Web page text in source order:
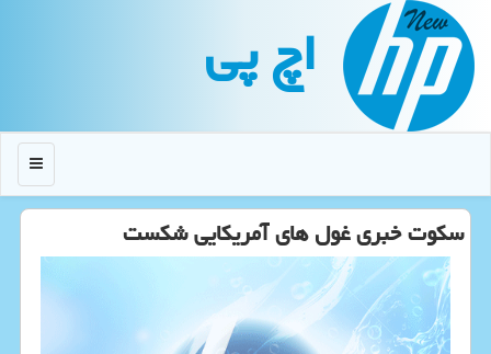
اچ پی
منو
سكوت خبری غول های آمریكایی شكست